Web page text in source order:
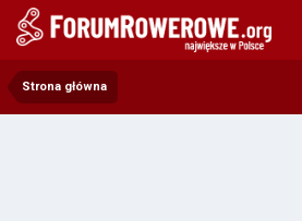
Strona główna